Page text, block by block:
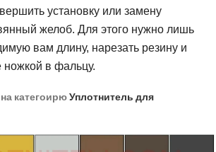
установку или замену
желоб. Для этого нужно лишь
вам длину, нарезать резину и
ножкой в фальцу.
категоирюУплотнитель для